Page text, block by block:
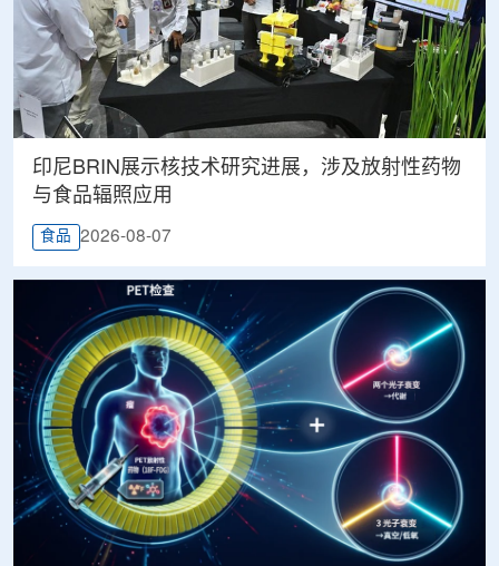
印尼BRIN展示核技术研究进展，涉及放射性药物
与食品辐照应用
食品 2026-08-07